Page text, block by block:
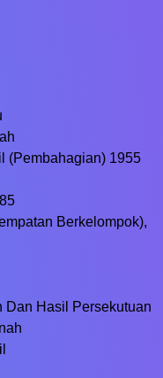
(Pembahagian) 1955
Berkelompok),
Dan Hasil Persekutuan